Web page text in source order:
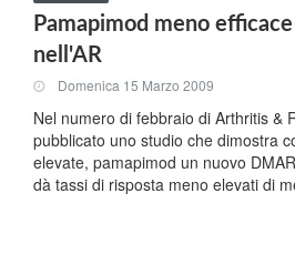
Pamapimod meno
nell'AR
Domenica 15 Marzo 2009
Nel numero di febbraio di Arthritis &
pubblicato uno studio che dimostra
elevate, pamapimod un nuovo
dà tassi di risposta meno elevati di